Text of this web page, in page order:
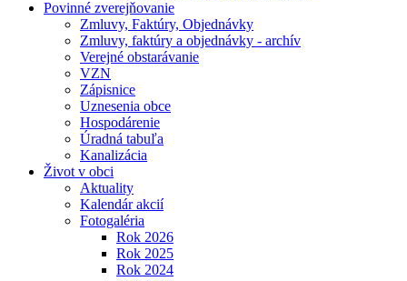
Povinné zverejňovanie
Zmluvy, Faktúry, Objednávky
Zmluvy, faktúry a objednávky - archív
Verejné obstarávanie
VZN
Zápisnice
Uznesenia obce
Hospodárenie
Úradná tabuľa
Kanalizácia
Život v obci
Aktuality
Kalendár akcií
Fotogaléria
Rok 2026
Rok 2025
Rok 2024